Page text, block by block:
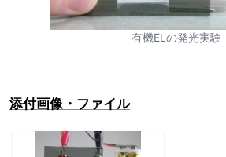
有機ELの発光実験
添付画像・ファイル